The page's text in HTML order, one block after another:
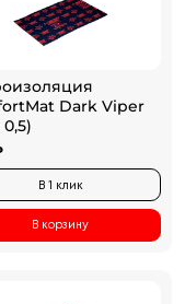
Dark Viper
0,5)
В 1 клик
В корзину